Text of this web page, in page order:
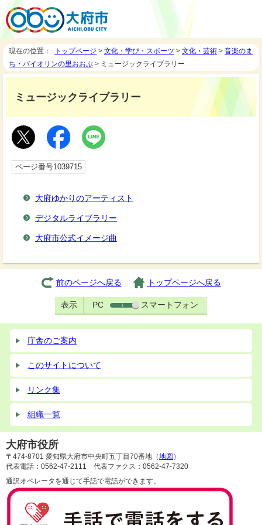
現在の位置： トップページ > 文化・学び・スポーツ > 文化・芸術 > 音楽のま
ち・バイオリンの里おおぶ > ミュージックライブラリー
ミュージックライブラリー
ページ番号1039715
大府ゆかりのアーティスト
デジタルライブラリー
大府市公式イメージ曲
前のページへ戻る トップページへ戻る
表示 PC スマートフォン
庁舎のご案内
このサイトについて
リンク集
組織一覧
大府市役所
〒474-8701 愛知県大府市中央町五丁目70番地（地図 ）
代表電話：0562-47-2111 代表ファクス：0562-47-7320
通訳オペレータを通じて手話で電話ができます。